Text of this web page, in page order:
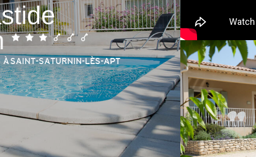
À SAINT-SATURNIN-LÈS-APT